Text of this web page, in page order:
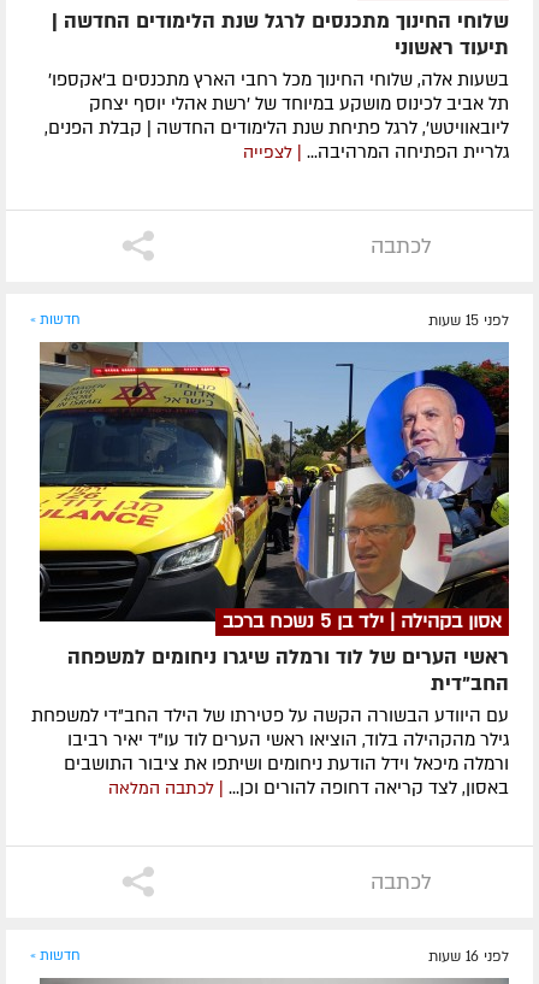
שלוחי החינוך מתכנסים לרגל שנת הלימודים החדשה |
תיעוד ראשוני
בשעות אלה, שלוחי החינוך מכל רחבי הארץ מתכנסים ב'אקספו'
תל אביב לכינוס מושקע במיוחד של 'רשת אהלי יוסף יצחק
ליובאוויטש', לרגל פתיחת שנת הלימודים החדשה | קבלת הפנים,
גלריית הפתיחה המרהיבה... | לצפייה
לכתבה
לפני 15 שעות חדשות »
אסון בקהילה | ילד בן 5 נשכח ברכב
ראשי הערים של לוד ורמלה שיגרו ניחומים למשפחה
החב"דית
עם היוודע הבשורה הקשה על פטירתו של הילד החב"די למשפחת
גילר מהקהילה בלוד, הוציאו ראשי הערים לוד עו"ד יאיר רביבו
ורמלה מיכאל וידל הודעת ניחומים ושיתפו את ציבור התושבים
באסון, לצד קריאה דחופה להורים וכן...
| לכתבה המלאה
לכתבה
לפני 16 שעות חדשות »